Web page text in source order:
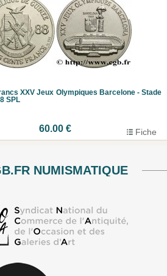
XXV Jeux Olympiques Barcelone - Stade
SPL
60.00 € Fiche
NUMISMATIQUE